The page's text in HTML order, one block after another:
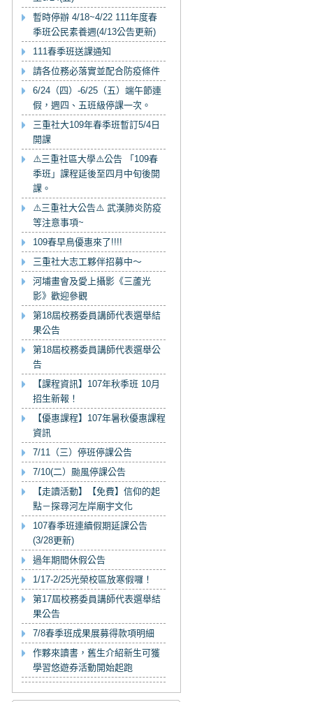
暫時停辦 4/18~4/22 111年度春
季班公民素養週(4/13公告更新)
111春季班送課通知
請各位務必落實並配合防疫條件
6/24（四）-6/25（五）端午節連
假，週四、五班級停課一次。
三重社大109年春季班暫訂5/4日
開課
⚠️三重社區大學⚠️公告 「109春
季班」課程延後至四月中旬後開
課。
⚠️三重社大公告⚠️ 武漢肺炎防疫
等注意事項~
109春早鳥優惠來了!!!!
三重社大志工夥伴招募中～
河埔畫會及愛上攝影《三蘆光
影》歡迎參觀
第18屆校務委員講師代表選舉結
果公告
第18屆校務委員講師代表選舉公
告
【課程資訊】107年秋季班 10月
招生新報！
【優惠課程】107年暑秋優惠課程
資訊
7/11（三）停班停課公告
7/10(二）颱風停課公告
【走讀活動】【免費】信仰的起
點－探尋河左岸廟宇文化
107春季班連續假期延課公告
(3/28更新)
過年期間休假公告
1/17-2/25光榮校區放寒假囉！
第17屆校務委員講師代表選舉結
果公告
7/8春季班成果展募得款項明細
作夥來讀書，舊生介紹新生可獲
學習悠遊券活動開始起跑